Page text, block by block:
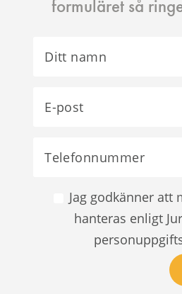
formuläret så
Jag godkänner att
hanteras enligt